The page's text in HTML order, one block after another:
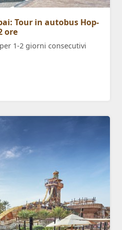
Tour in autobus Hop-
ore
1-2 giorni consecutivi